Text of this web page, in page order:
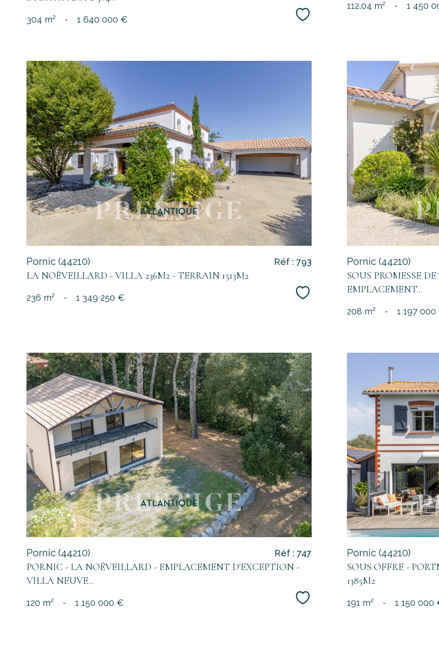
304 m² - 1 640 000 € Sélectionner
112,04 m² - 1 450
voir le
bien
Pornic (44210)
LA NOËVEILLARD - VILLA 236M2 - TERRAIN 1513M2
Réf : 793
236 m² - 1 349 250 € Sélectionner
Pornic (44210)
SOUS PROMESSE
EMPLACEMENT...
208 m² - 1 197
voir le
bien
Pornic (44210)
PORNIC - LA NOËVEILLARD - EMPLACEMENT D'EXCEPTION -
VILLA NEUVE...
Réf : 747
120 m² - 1 150 000 € Sélectionner
Pornic (44210)
SOUS OFFRE -
1385M2
191 m² - 1 150 000